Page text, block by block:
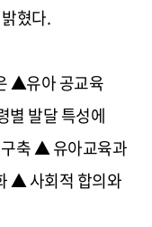
혔다.
▲유아 공교육
별 발달 특성에
축▲유아교육과
▲사회적 합의와